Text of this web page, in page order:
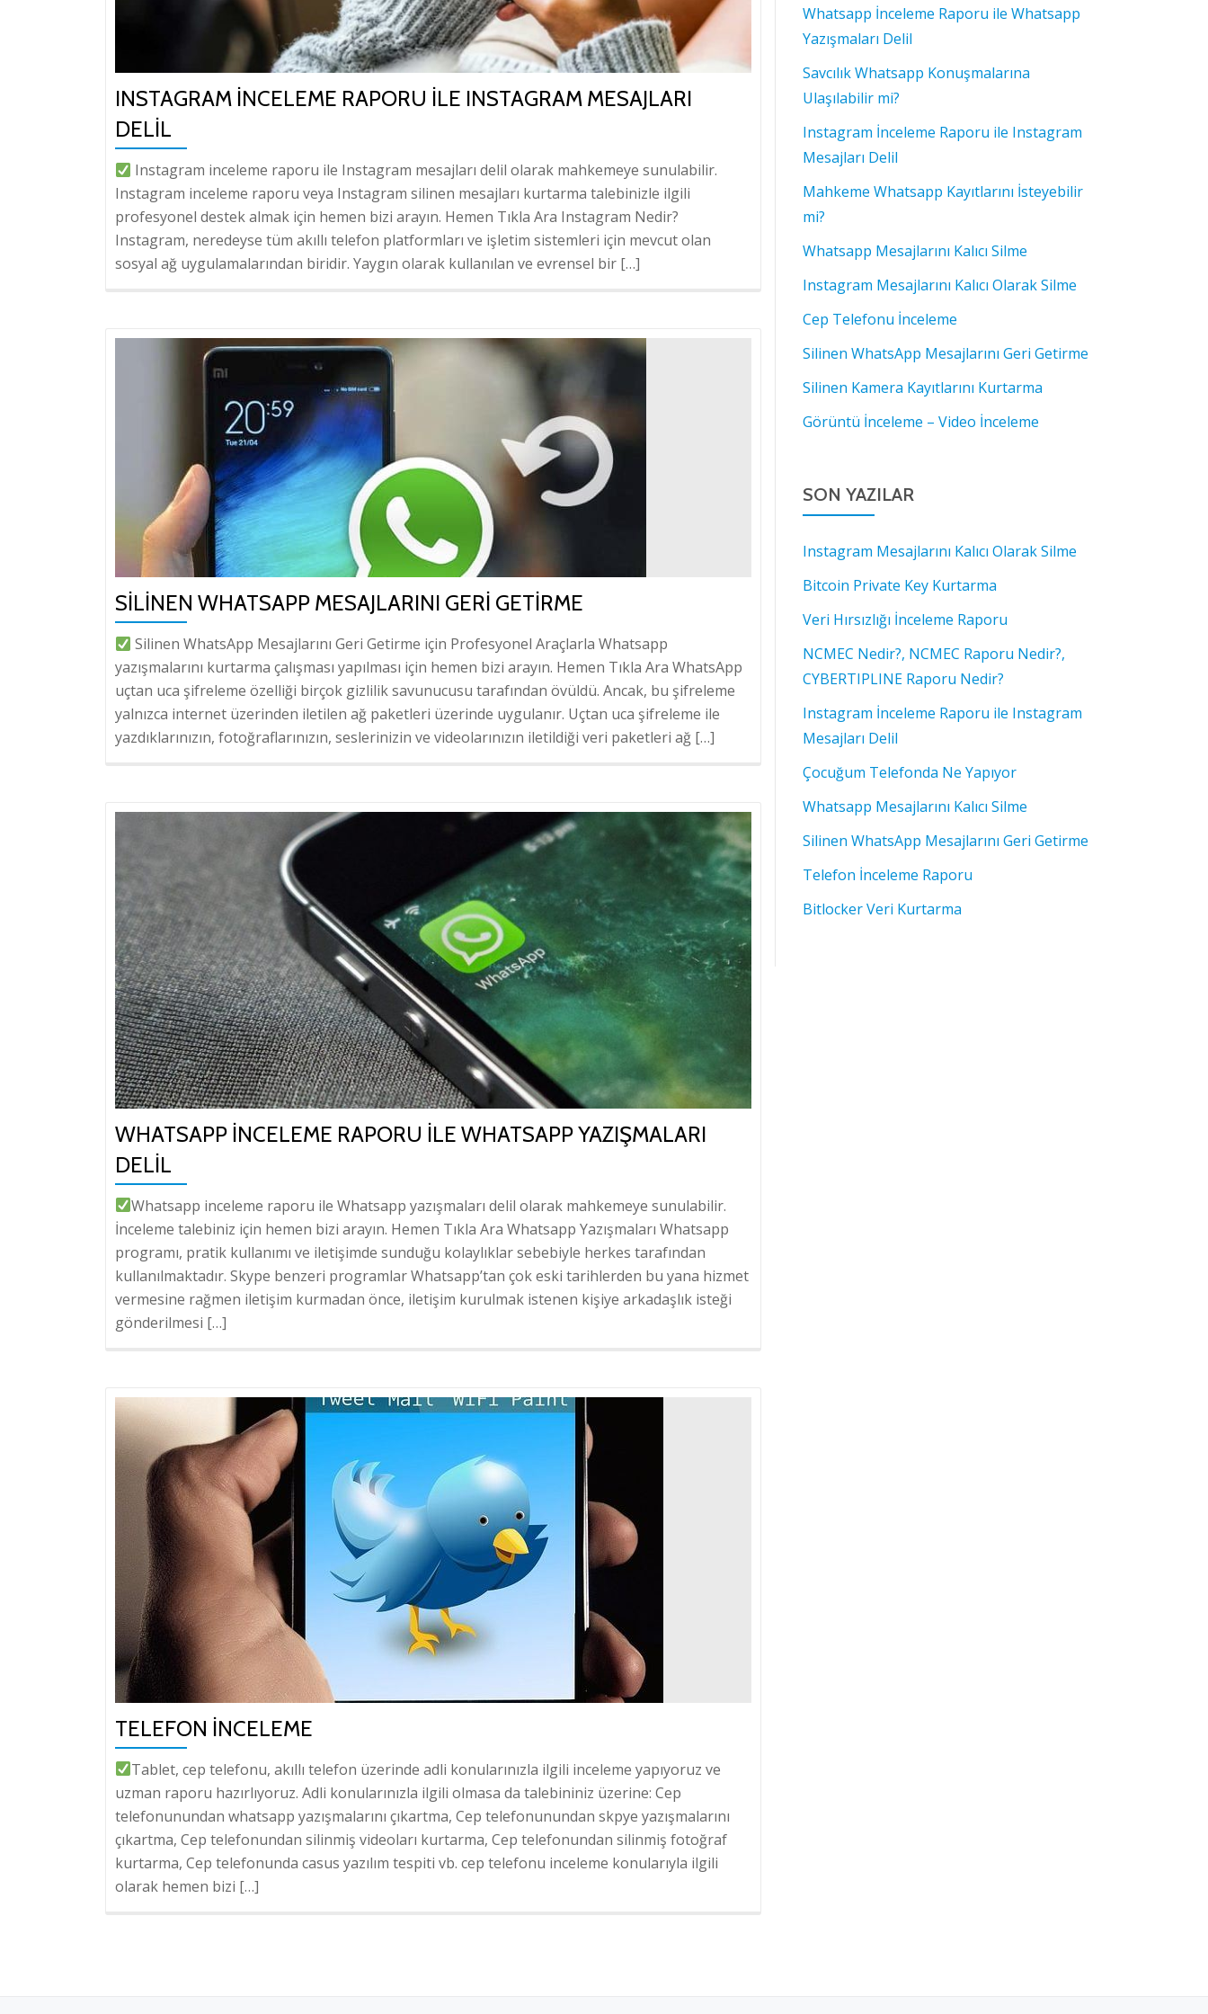
INSTAGRAM İNCELEME RAPORU ILE INSTAGRAM MESAJLARI
DELIL
Instagram inceleme raporu ile Instagram mesajları delil olarak mahkemeye sunulabilir.
Instagram inceleme raporu veya Instagram silinen mesajları kurtarma talebinizle ilgili
profesyonel destek almak için hemen bizi arayın. Hemen Tıkla Ara Instagram Nedir?
Instagram, neredeyse tüm akıllı telefon platformları ve işletim sistemleri için mevcut olan
sosyal ağ uygulamalarından biridir. Yaygın olarak kullanılan ve evrensel bir […]
SILINEN WHATSAPP MESAJLARINI GERI GETIRME
Silinen WhatsApp Mesajlarını Geri Getirme için Profesyonel Araçlarla Whatsapp
yazışmalarını kurtarma çalışması yapılması için hemen bizi arayın. Hemen Tıkla Ara WhatsApp
uçtan uca şifreleme özelliği birçok gizlilik savunucusu tarafından övüldü. Ancak, bu şifreleme
yalnızca internet üzerinden iletilen ağ paketleri üzerinde uygulanır. Uçtan uca şifreleme ile
yazdıklarınızın, fotoğraflarınızın, seslerinizin ve videolarınızın iletildiği veri paketleri ağ […]
WHATSAPP İNCELEME RAPORU ILE WHATSAPP YAZIŞMALARI
DELIL
Whatsapp inceleme raporu ile Whatsapp yazışmaları delil olarak mahkemeye sunulabilir.
İnceleme talebiniz için hemen bizi arayın. Hemen Tıkla Ara Whatsapp Yazışmaları Whatsapp
programı, pratik kullanımı ve iletişimde sunduğu kolaylıklar sebebiyle herkes tarafından
kullanılmaktadır. Skype benzeri programlar Whatsapp’tan çok eski tarihlerden bu yana hizmet
vermesine rağmen iletişim kurmadan önce, iletişim kurulmak istenen kişiye arkadaşlık isteği
gönderilmesi […]
TELEFON İNCELEME
Tablet, cep telefonu, akıllı telefon üzerinde adli konularınızla ilgili inceleme yapıyoruz ve
uzman raporu hazırlıyoruz. Adli konularınızla ilgili olmasa da talebininiz üzerine: Cep
telefonunundan whatsapp yazışmalarını çıkartma, Cep telefonunundan skpye yazışmalarını
çıkartma, Cep telefonundan silinmiş videoları kurtarma, Cep telefonundan silinmiş fotoğraf
kurtarma, Cep telefonunda casus yazılım tespiti vb. cep telefonu inceleme konularıyla ilgili
olarak hemen bizi […]
Whatsapp İnceleme Raporu ile Whatsapp
Yazışmaları Delil
Savcılık Whatsapp Konuşmalarına
Ulaşılabilir mi?
Instagram İnceleme Raporu ile Instagram
Mesajları Delil
Mahkeme Whatsapp Kayıtlarını İsteyebilir
mi?
Whatsapp Mesajlarını Kalıcı Silme
Instagram Mesajlarını Kalıcı Olarak Silme
Cep Telefonu İnceleme
Silinen WhatsApp Mesajlarını Geri Getirme
Silinen Kamera Kayıtlarını Kurtarma
Görüntü İnceleme – Video İnceleme
SON YAZILAR
Instagram Mesajlarını Kalıcı Olarak Silme
Bitcoin Private Key Kurtarma
Veri Hırsızlığı İnceleme Raporu
NCMEC Nedir?, NCMEC Raporu Nedir?,
CYBERTIPLINE Raporu Nedir?
Instagram İnceleme Raporu ile Instagram
Mesajları Delil
Çocuğum Telefonda Ne Yapıyor
Whatsapp Mesajlarını Kalıcı Silme
Silinen WhatsApp Mesajlarını Geri Getirme
Telefon İnceleme Raporu
Bitlocker Veri Kurtarma